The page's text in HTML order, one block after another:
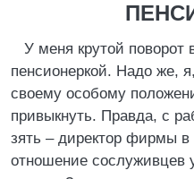
У меня крутой поворот
пенсионеркой. Надо же,
своему особому
привыкнуть. Правда, с
зять – директор фирмы в
отношение